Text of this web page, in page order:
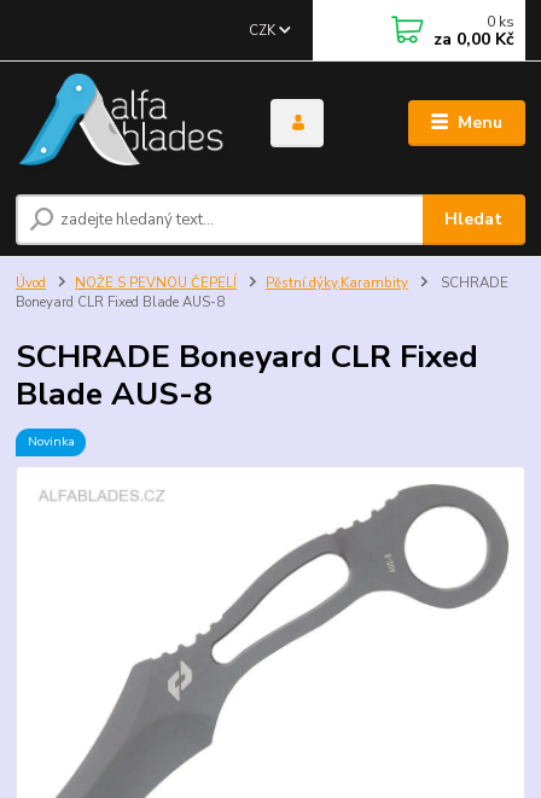
Menu
CZK
Hledat
0 ks
za 0,00 Kč
Úvod NOŽE S PEVNOU ČEPELÍ Pěstní dýky,Karambity
SCHRADE
Boneyard CLR Fixed Blade AUS-8
SCHRADE Boneyard CLR Fixed
Blade AUS-8
Novinka